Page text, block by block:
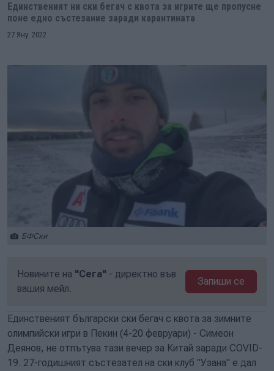
Единственият ни ски бегач с квота за игрите ще пропусне
поне едно състезание заради карантината
27 Яну. 2022
БФСки
Новините на "Сега" - директно във
вашия мейл.
Запиши се
Единственият български ски бегач с квота за зимните
олимпийски игри в Пекин (4-20 февруари) - Симеон
Деянов, не отпътува тази вечер за Китай заради COVID-
19. 27-годишният състезател на ски клуб "Узана" е дал